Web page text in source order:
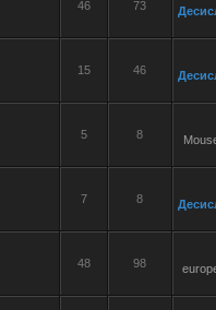
46 73
15 46
5 8
7 8
48 98